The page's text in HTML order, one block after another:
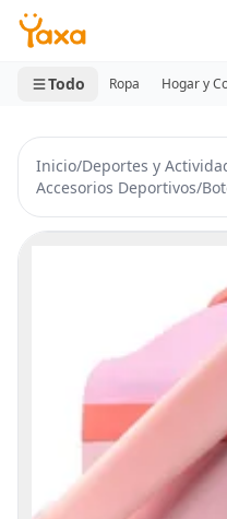
MINI CARRITO
0 productos
Todo Ropa Hogar y
Inicio/Deportes y
Accesorios Deportivos/